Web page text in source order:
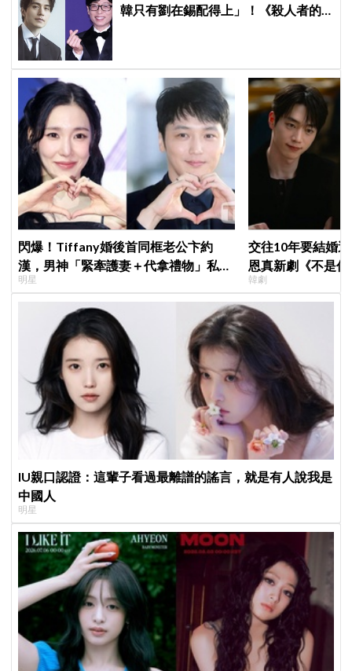
韓只有劉在錫配得上」！《殺人者的
閃爆！Tiffany婚後首同框老公卞約
漢，男神「緊牽護妻＋代拿禮物」私下
甜度超標
明星
交往10年要結婚
恩真新劇《不是
光，9月12日首播
韓劇
IU親口認證：這輩子看過最離譜的謠言，就是有人說我是
中國人
明星